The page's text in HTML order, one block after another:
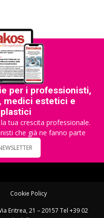
per i professionisti,
medici estetici e
tua crescita professionale.
che già ne fanno parte
Cookie Policy
Eritrea, 21 – 20157 Tel +39 02